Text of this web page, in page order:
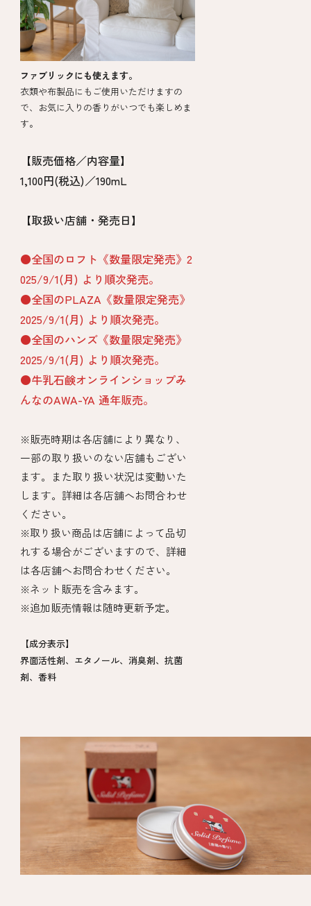
ファブリックにも使えます。
衣類や布製品にもご使用いただけますの
で、お気に入りの香りがいつでも楽しめま
す。
【販売価格／内容量】
1,100円(税込)／190mL
【取扱い店舗・発売日】
●全国のロフト《数量限定発売》2
025/9/1(月) より順次発売。
●全国のPLAZA《数量限定発売》
2025/9/1(月) より順次発売。
●全国のハンズ《数量限定発売》
2025/9/1(月) より順次発売。
●牛乳石鹸オンラインショップみ
んなのAWA-YA 通年販売。
※販売時期は各店舗により異なり、
一部の取り扱いのない店舗もござい
ます。また取り扱い状況は変動いた
します。詳細は各店舗へお問合わせ
ください。
※取り扱い商品は店舗によって品切
れする場合がございますので、詳細
は各店舗へお問合わせください。
※ネット販売を含みます。
※追加販売情報は随時更新予定。
【成分表示】
界面活性剤、エタノール、消臭剤、抗菌
剤、香料